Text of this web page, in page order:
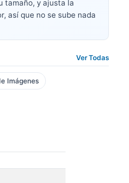
tamaño, y ajusta la
así que no se sube nada
Ver Todas
Imágenes